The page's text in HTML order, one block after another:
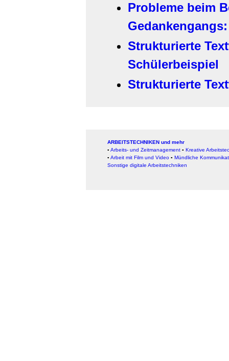
Probleme beim
Strukturierte
Schülerbeispiel
Strukturierte
ARBEITSTECHNIKEN und mehr
▪ Arbeits- und Zeitmanagement ▪ Kreative
▪ Arbeit mit Film und Video ▪ Mündliche
Sonstige digitale Arbeitstechniken